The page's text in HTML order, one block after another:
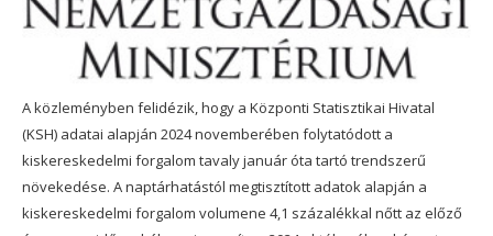
A közleményben felidézik, hogy a Központi Statisztikai Hivatal
(KSH) adatai alapján 2024 novemberében folytatódott a
kiskereskedelmi forgalom tavaly január óta tartó trendszerű
növekedése. A naptárhatástól megtisztított adatok alapján a
kiskereskedelmi forgalom volumene 4,1 százalékkal nőtt az előző